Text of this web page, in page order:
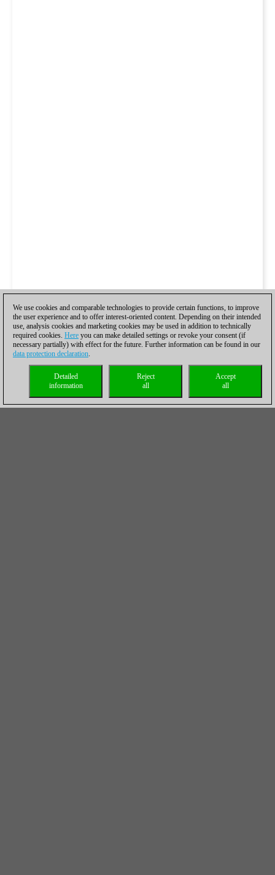
We use cookies and comparable technologies to provide certain functions, to improve
the user experience and to offer interest-oriented content. Depending on their intended
use, analysis cookies and marketing cookies may be used in addition to technically
required cookies. Here you can make detailed settings or revoke your consent (if
necessary partially) with effect for the future. Further information can be found in our
data protection declaration.
Accept
all
Reject
all
Detailed
information